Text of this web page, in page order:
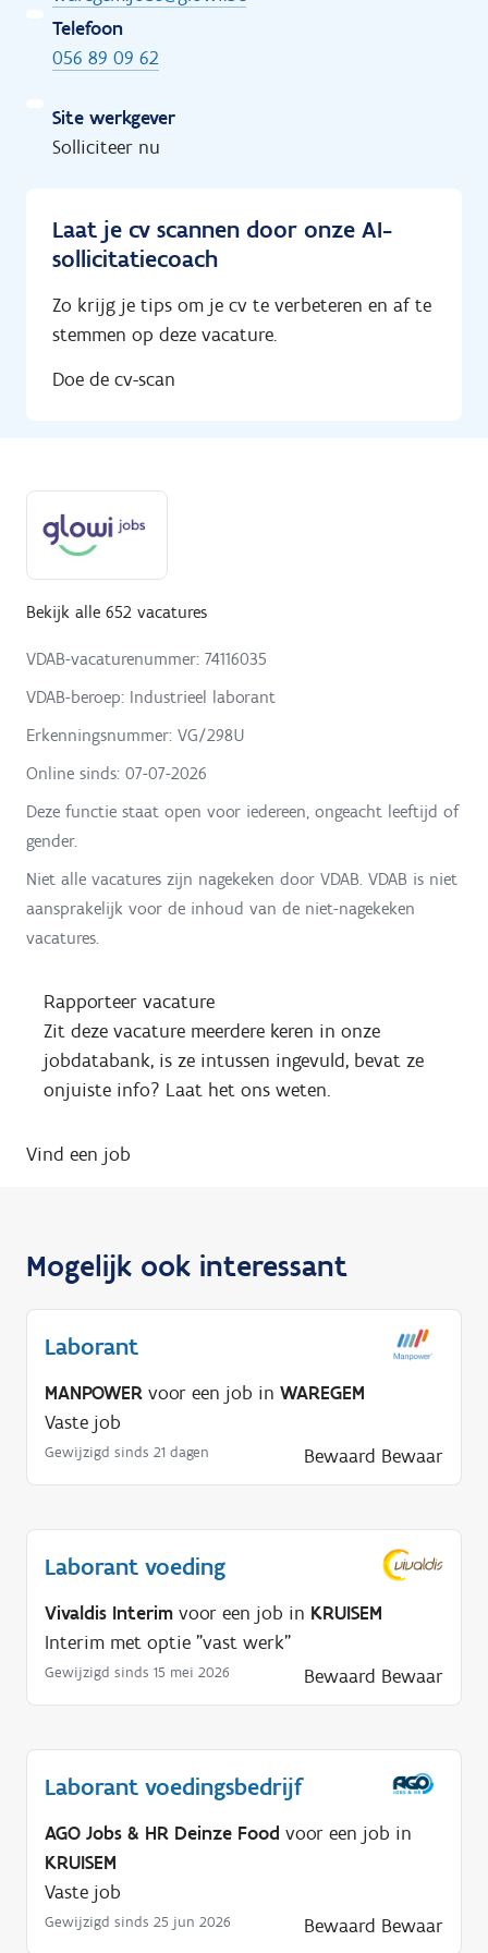
Telefoon
056 89 09 62
Site werkgever
Solliciteer nu
Laat je cv scannen door onze AI-
sollicitatiecoach
Zo krijg je tips om je cv te verbeteren en af te
stemmen op deze vacature.
Doe de cv-scan
Bekijk alle 652 vacatures
VDAB-vacaturenummer: 74116035
VDAB-beroep: Industrieel laborant
Erkenningsnummer: VG/298U
Online sinds: 07-07-2026
Deze functie staat open voor iedereen, ongeacht leeftijd of
gender.
Niet alle vacatures zijn nagekeken door VDAB. VDAB is niet
aansprakelijk voor de inhoud van de niet-nagekeken
vacatures.
Rapporteer vacature
Zit deze vacature meerdere keren in onze
jobdatabank, is ze intussen ingevuld, bevat ze
onjuiste info? Laat het ons weten.
Vind een job
Mogelijk ook interessant
Laborant
MANPOWER voor een job in WAREGEM
Vaste job
Gewijzigd sinds 21 dagen Bewaard Bewaar
Laborant voeding
Vivaldis Interim voor een job in KRUISEM
Interim met optie "vast werk"
Gewijzigd sinds 15 mei 2026 Bewaard Bewaar
Laborant voedingsbedrijf
AGO Jobs & HR Deinze Food voor een job in
KRUISEM
Vaste job
Gewijzigd sinds 25 jun 2026 Bewaard Bewaar